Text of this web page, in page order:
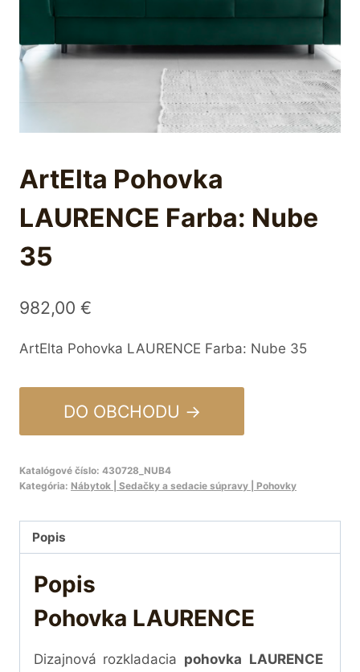
ArtElta Pohovka
LAURENCE Farba: Nube
35
982,00 €
ArtElta Pohovka LAURENCE Farba: Nube 35
DO OBCHODU →
Katalógové číslo: 430728_NUB4
Kategória: Nábytok | Sedačky a sedacie súpravy | Pohovky
Popis
Popis
Pohovka LAURENCE
Dizajnová rozkladacia pohovka LAURENCE